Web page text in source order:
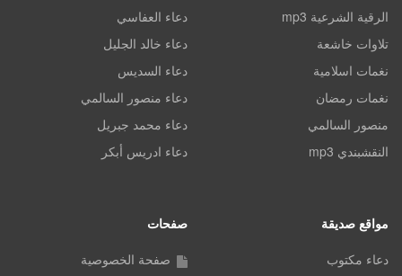
الرقية الشرعية mp3
تلاوات خاشعة
نغمات اسلامية
نغمات رمضان
منصور السالمي
النقشبندي mp3
دعاء العفاسي
دعاء خالد الجليل
دعاء السديس
دعاء منصور السالمي
دعاء محمد جبريل
دعاء ادريس أبكر
مواقع صديقة
دعاء مكتوب
صفحات
صفحة الخصوصية